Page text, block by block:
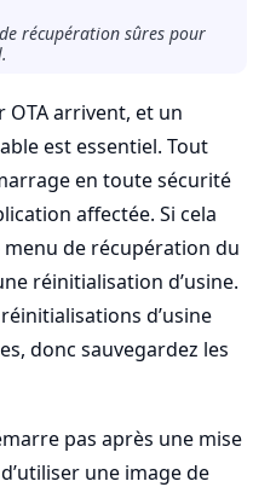
récupération sûres pour
OTA arrivent, et un
est essentiel. Tout
en toute sécurité
affectée. Si cela
de récupération du
réinitialisation d’usine.
d’usine
donc sauvegardez les
pas après une mise
une image de